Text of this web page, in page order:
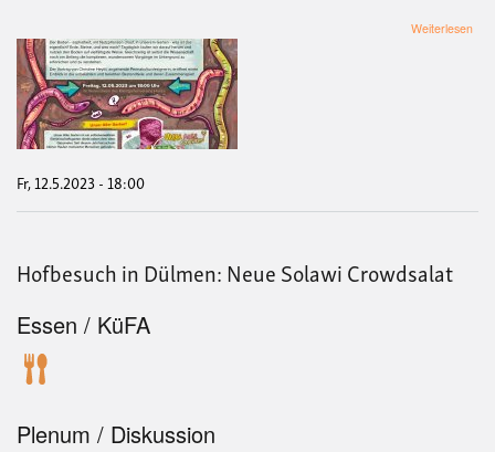
Weiterlesen
ihn
Fr, 12.5.2023 - 18:00
Hofbesuch in Dülmen: Neue Solawi Crowdsalat
Essen / KüFA
Plenum / Diskussion